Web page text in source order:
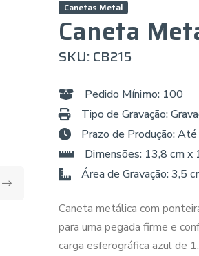
Canetas Metal
Caneta
SKU: CB215
Pedido Mínimo: 100
Tipo de Gravação:
Prazo de Produção:
Dimensões: 13,8 cm x
Área de Gravação: 3,5
Caneta metálica com
para uma pegada firme e
carga esferográfica azul de